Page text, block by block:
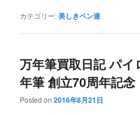
カテゴリー:美しきペン達
万年筆買取日記 パイ
年筆 創立70周年記念
Posted on2016年8月21日